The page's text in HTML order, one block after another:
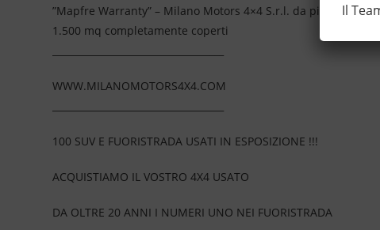
”Mapfre Warranty” – Milano Motors 4×4 S.r.l. da più di 20
1.500 mq completamente coperti
WWW.MILANOMOTORS4X4.COM
100 SUV E FUORISTRADA USATI IN ESPOSIZIONE !!!
ACQUISTIAMO IL VOSTRO 4X4 USATO
DA OLTRE 20 ANNI I NUMERI UNO NEI FUORISTRADA
Il